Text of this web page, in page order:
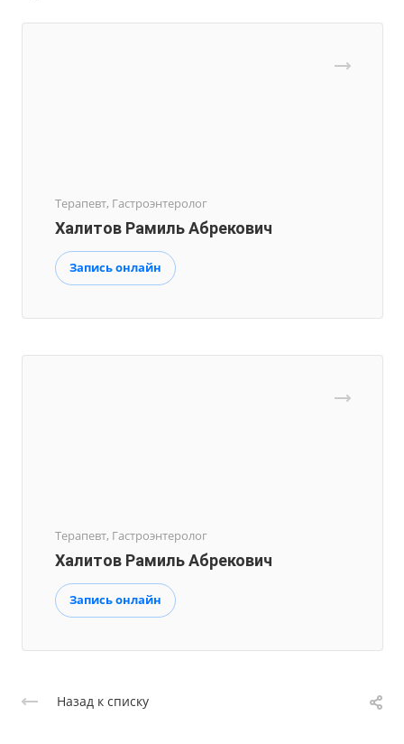
Терапевт, Гастроэнтеролог
Халитов Рамиль Абрекович
Запись онлайн
Терапевт, Гастроэнтеролог
Халитов Рамиль Абрекович
Запись онлайн
Назад к списку